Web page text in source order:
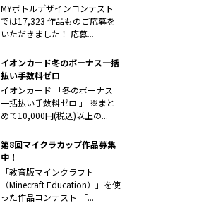
MYボトルデザインコンテスト
では17,323 作品ものご応募を
いただきました！ 応募...
イオンカード冬のボーナス一括
払い手数料ゼロ
イオンカード 「冬のボーナス
一括払い手数料ゼロ 」 ※まと
めて10,000円(税込)以上の...
第8回マイクラカップ作品募集
中！
「教育版マインクラフト
（Minecraft Education）」を使
った作品コンテスト 「...